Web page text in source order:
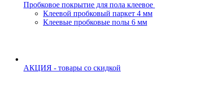
Пробковое покрытие для пола клеевое
Клеевой пробковый паркет 4 мм
Клеевые пробковые полы 6 мм
АКЦИЯ - товары со скидкой